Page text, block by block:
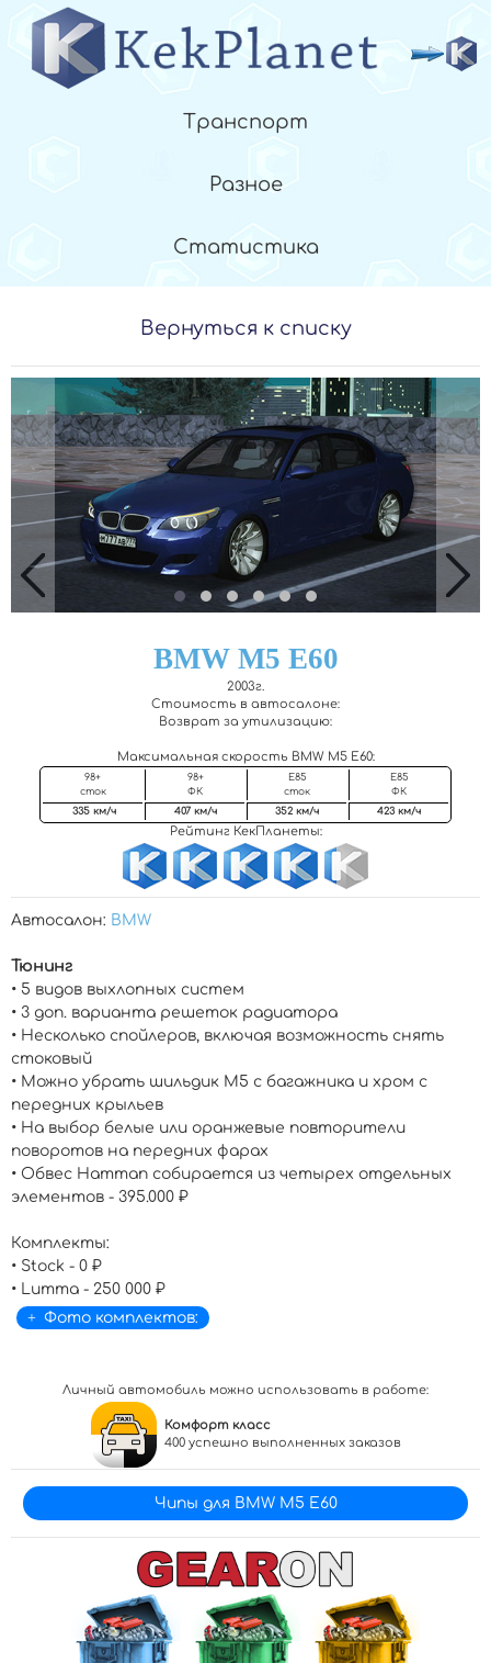
Транспорт
Разное
Статистика
Вернуться к списку
BMW M5 E60
2003г.
Стоимость в автосалоне:
Возврат за утилизацию:
Максимальная скорость BMW M5 E60:
98+
сток
98+
ФК
Е85
сток
Е85
ФК
335 км/ч
407 км/ч 352 км/ч 423 км/ч
Рейтинг КекПланеты:
Автосалон: BMW
Тюнинг
• 5 видов выхлопных систем
• 3 доп. варианта решеток радиатора
• Несколько спойлеров, включая возможность снять
стоковый
• Можно убрать шильдик М5 с багажника и хром с
передних крыльев
• На выбор белые или оранжевые повторители
поворотов на передних фарах
• Обвес Hamman собирается из четырех отдельных
элементов - 395.000 ₽
Комплекты:
• Stock - 0 ₽
• Lumma - 250 000 ₽
Фото комплектов:
Личный автомобиль можно использовать в работе:
Комфорт класс
400 успешно выполненных заказов
Чипы для BMW M5 E60